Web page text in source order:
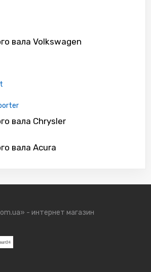
вала Volkswagen
вала Chrysler
вала Acura
- интернет магазин